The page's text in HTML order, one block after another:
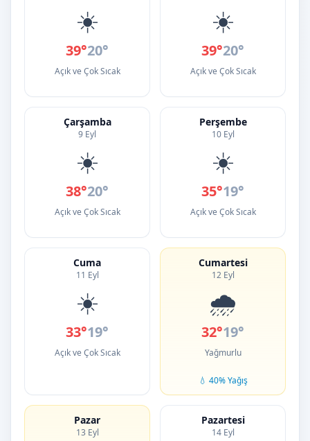
☀️
39°20°
Açık ve Çok Sıcak
☀️
39°20°
Açık ve Çok Sıcak
Çarşamba
9 Eyl
☀️
38°20°
Açık ve Çok Sıcak
Perşembe
10 Eyl
☀️
35°19°
Açık ve Çok Sıcak
Cuma
11 Eyl
☀️
33°19°
Açık ve Çok Sıcak
Cumartesi
12 Eyl
🌧️
32°19°
Yağmurlu
💧 40% Yağış
Pazar
13 Eyl
Pazartesi
14 Eyl